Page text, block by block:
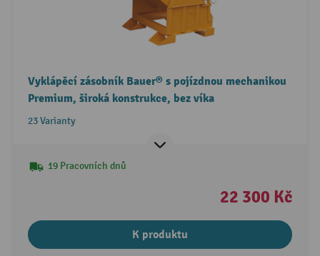
Vyklápěcí zásobník Bauer® s pojízdnou mechanikou
Premium, široká konstrukce, bez víka
23 Varianty
19 Pracovních dnů
22 300 Kč
K produktu